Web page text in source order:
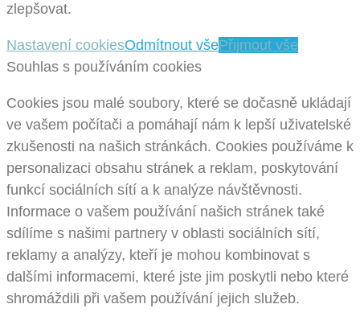
zlepšovat.
Nastavení cookiesOdmítnout všePřijmout vše
Souhlas s používáním cookies
Cookies jsou malé soubory, které se dočasně ukládají
ve vašem počítači a pomáhají nám k lepší uživatelské
zkušenosti na našich stránkách. Cookies používáme k
personalizaci obsahu stránek a reklam, poskytování
funkcí sociálních sítí a k analýze návštěvnosti.
Informace o vašem používání našich stránek také
sdílíme s našimi partnery v oblasti sociálních sítí,
reklamy a analýzy, kteří je mohou kombinovat s
dalšími informacemi, které jste jim poskytli nebo které
shromáždili při vašem používání jejich služeb.